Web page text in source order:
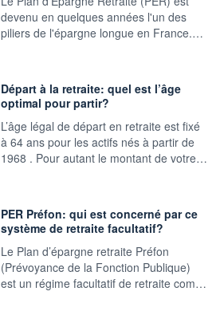
devenu en quelques années l'un des
piliers de l'épargne longue en France.…
Départ à la retraite: quel est l’âge
optimal pour partir?
L’âge légal de départ en retraite est fixé
à 64 ans pour les actifs nés à partir de
1968 . Pour autant le montant de votre…
PER Préfon: qui est concerné par ce
système de retraite facultatif?
Le Plan d’épargne retraite Préfon
(Prévoyance de la Fonction Publique)
est un régime facultatif de retraite com…